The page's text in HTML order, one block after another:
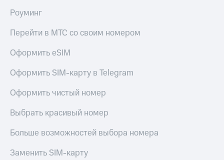
Роуминг
Перейти в МТС со своим номером
Оформить eSIM
Оформить SIM-карту в Telegram
Оформить чистый номер
Выбрать красивый номер
Больше возможностей выбора номера
Заменить SIM-карту